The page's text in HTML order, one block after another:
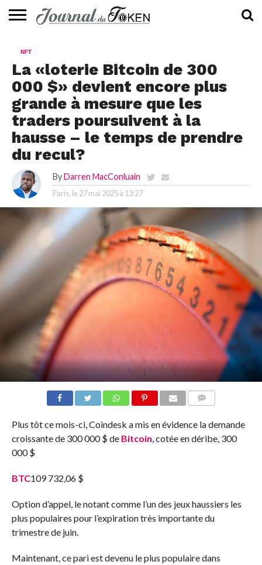
📰
EVALUATION
GUIDE
TENDANCES
À
CONTACTEZ-
NFT
La «loterie Bitcoin de 300
000 $» devient encore plus
grande à mesure que les
traders poursuivent à la
hausse – le temps de prendre
du recul?
By Darren MacConluain
Paris, le 27 mai 2025 à 13:27
Plus tôt ce mois-ci, Coindesk a mis en évidence la demande
croissante de 300 000 $ de Bitcoin , cotée en déribe, 300
000 $
BTC109 732,06 $
Option d’appel, le notant comme l’un des jeux haussiers les
plus populaires pour l’expiration très importante du
trimestre de juin.
Maintenant, ce pari est devenu le plus populaire dans